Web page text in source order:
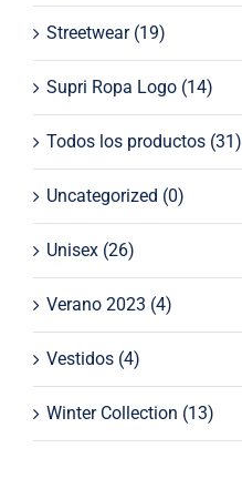
Streetwear (19)
Supri Ropa Logo (14)
Todos los productos (31)
Uncategorized (0)
Unisex (26)
Verano 2023 (4)
Vestidos (4)
Winter Collection (13)